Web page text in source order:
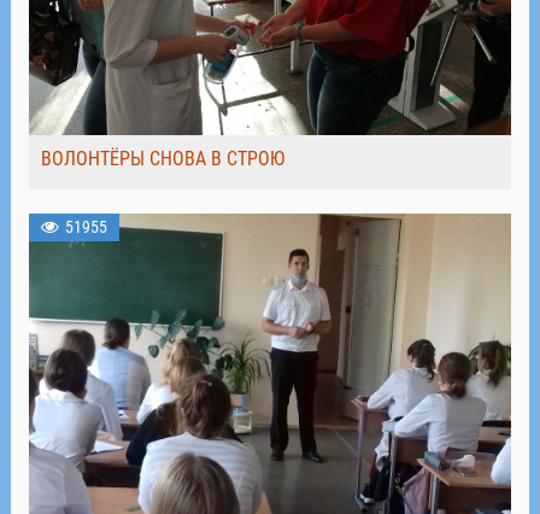
ВОЛОНТЁРЫ СНОВА В СТРОЮ
51955